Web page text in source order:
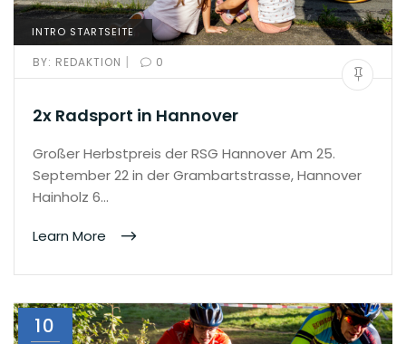
INTRO STARTSEITE
BY: REDAKTION | 0
2x Radsport in Hannover
Großer Herbstpreis der RSG Hannover Am 25.
September 22 in der Grambartstrasse, Hannover
Hainholz 6…
Learn More
10